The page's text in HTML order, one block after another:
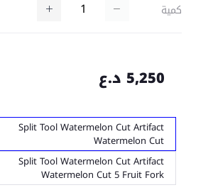
كمية
5,250 د.ع
Split Tool Watermelon Cut Artifact
Watermelon Cut
Split Tool Watermelon Cut Artifact
Watermelon Cut 5 Fruit Fork